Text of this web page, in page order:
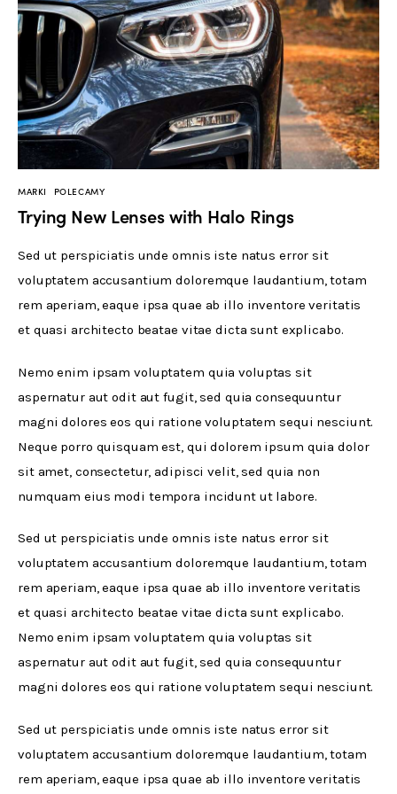
MARKI POLECAMY
Trying New Lenses with Halo Rings
Sed ut perspiciatis unde omnis iste natus error sit
voluptatem accusantium doloremque laudantium, totam
rem aperiam, eaque ipsa quae ab illo inventore veritatis
et quasi architecto beatae vitae dicta sunt explicabo.
Nemo enim ipsam voluptatem quia voluptas sit
aspernatur aut odit aut fugit, sed quia consequuntur
magni dolores eos qui ratione voluptatem sequi nesciunt.
Neque porro quisquam est, qui dolorem ipsum quia dolor
sit amet, consectetur, adipisci velit, sed quia non
numquam eius modi tempora incidunt ut labore.
Sed ut perspiciatis unde omnis iste natus error sit
voluptatem accusantium doloremque laudantium, totam
rem aperiam, eaque ipsa quae ab illo inventore veritatis
et quasi architecto beatae vitae dicta sunt explicabo.
Nemo enim ipsam voluptatem quia voluptas sit
aspernatur aut odit aut fugit, sed quia consequuntur
magni dolores eos qui ratione voluptatem sequi nesciunt.
Sed ut perspiciatis unde omnis iste natus error sit
voluptatem accusantium doloremque laudantium, totam
rem aperiam, eaque ipsa quae ab illo inventore veritatis